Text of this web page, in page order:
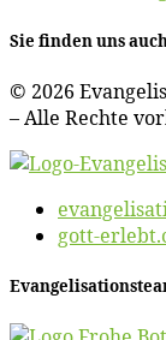
Sie fin­den uns
© 2026
– Al­le Rech­te
gott-